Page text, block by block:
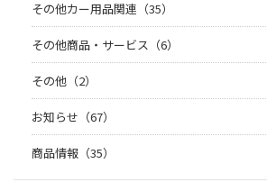
その他カー用品関連（35）
その他商品・サービス（6）
その他（2）
お知らせ（67）
商品情報（35）